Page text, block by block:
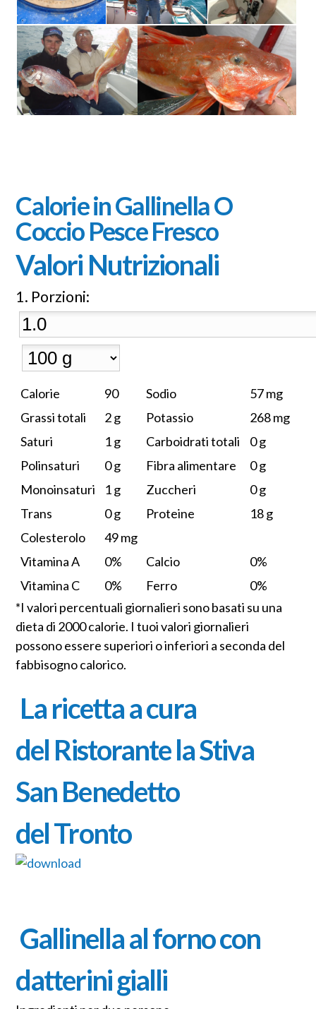
Calorie in Gallinella O
Coccio Pesce Fresco
Valori Nutrizionali
Porzioni:
Calorie 90 Sodio
57 mg
Grassi totali
2 g Potassio
268 mg
Saturi
1 g Carboidrati totali
0 g
Polinsaturi
0 g Fibra alimentare
0 g
Monoinsaturi
1 g Zuccheri
0 g
Trans
0 g Proteine
18 g
Colesterolo
49 mg
Vitamina A
0% Calcio
0%
Vitamina C
0% Ferro
0%
*I valori percentuali giornalieri sono basati su una
dieta di 2000 calorie. I tuoi valori giornalieri
possono essere superiori o inferiori a seconda del
fabbisogno calorico.
La ricetta a cura
del Ristorante la Stiva
San Benedetto
del Tronto
Gallinella al forno con
datterini gialli